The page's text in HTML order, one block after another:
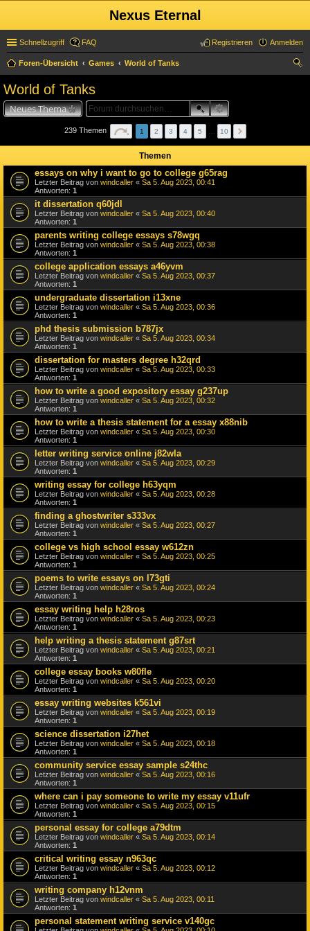
Nexus Eternal
Schnellzugriff FAQ Anmelden
Registrieren
Foren-Übersicht Games
World of Tanks
World of Tanks
Neues Thema
239 Themen 1 2 3 4 5 10
Themen
essays on why i want to go to college g65rag
Letzter Beitrag von windcaller « Sa 5. Aug 2023, 00:41
Antworten: 1
it dissertation q60jdl
Letzter Beitrag von windcaller « Sa 5. Aug 2023, 00:40
Antworten: 1
parents writing college essays s78wgq
Letzter Beitrag von windcaller « Sa 5. Aug 2023, 00:38
Antworten: 1
college application essays a46yvm
Letzter Beitrag von windcaller « Sa 5. Aug 2023, 00:37
Antworten: 1
undergraduate dissertation i13xne
Letzter Beitrag von windcaller « Sa 5. Aug 2023, 00:36
Antworten: 1
phd thesis submission b787jx
Letzter Beitrag von windcaller « Sa 5. Aug 2023, 00:34
Antworten: 1
dissertation for masters degree h32qrd
Letzter Beitrag von windcaller « Sa 5. Aug 2023, 00:33
Antworten: 1
how to write a good expository essay g237up
Letzter Beitrag von windcaller « Sa 5. Aug 2023, 00:32
Antworten: 1
how to write a thesis statement for a essay x88nib
Letzter Beitrag von windcaller « Sa 5. Aug 2023, 00:30
Antworten: 1
letter writing service online j82wla
Letzter Beitrag von windcaller « Sa 5. Aug 2023, 00:29
Antworten: 1
writing essay for college h63yqm
Letzter Beitrag von windcaller « Sa 5. Aug 2023, 00:28
Antworten: 1
finding a ghostwriter s333vx
Letzter Beitrag von windcaller « Sa 5. Aug 2023, 00:27
Antworten: 1
college vs high school essay w612zn
Letzter Beitrag von windcaller « Sa 5. Aug 2023, 00:25
Antworten: 1
poems to write essays on l73gti
Letzter Beitrag von windcaller « Sa 5. Aug 2023, 00:24
Antworten: 1
essay writing help h28ros
Letzter Beitrag von windcaller « Sa 5. Aug 2023, 00:23
Antworten: 1
help writing a thesis statement g87srt
Letzter Beitrag von windcaller « Sa 5. Aug 2023, 00:21
Antworten: 1
college essay books w80fle
Letzter Beitrag von windcaller « Sa 5. Aug 2023, 00:20
Antworten: 1
essay writing websites k561vi
Letzter Beitrag von windcaller « Sa 5. Aug 2023, 00:19
Antworten: 1
science dissertation i27het
Letzter Beitrag von windcaller « Sa 5. Aug 2023, 00:18
Antworten: 1
community service essay sample s24thc
Letzter Beitrag von windcaller « Sa 5. Aug 2023, 00:16
Antworten: 1
where can i pay someone to write my essay v11ufr
Letzter Beitrag von windcaller « Sa 5. Aug 2023, 00:15
Antworten: 1
personal essay for college a79dtm
Letzter Beitrag von windcaller « Sa 5. Aug 2023, 00:14
Antworten: 1
critical writing essay n963qc
Letzter Beitrag von windcaller « Sa 5. Aug 2023, 00:12
Antworten: 1
writing company h12vnm
Letzter Beitrag von windcaller « Sa 5. Aug 2023, 00:11
Antworten: 1
personal statement writing service v140gc